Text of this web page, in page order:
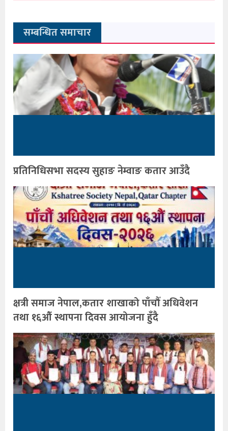
सम्बन्धित समाचार
प्रतिनिधिसभा सदस्य सुहाङ नेम्वाङ कतार आउँदै
क्षत्री समाज नेपाल,कतार शाखाको पाँचौँ अधिवेशन
तथा १६औँ स्थापना दिवस आयोजना हुँदै